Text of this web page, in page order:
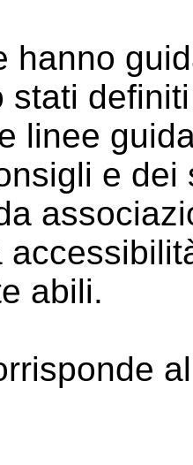
hanno
stati
linee
e dei
abili.